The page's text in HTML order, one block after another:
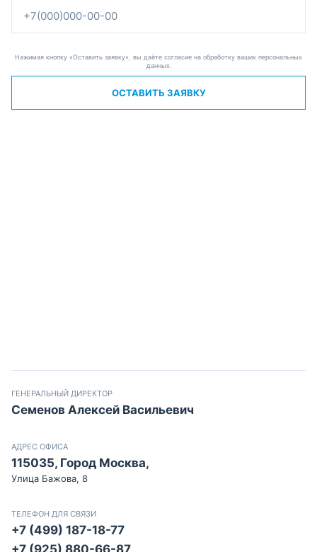
Нажимая кнопку «Оставить заявку», вы даёте согласие на обработку ваших персональных
данных.
ОСТАВИТЬ ЗАЯВКУ
ГЕНЕРАЛЬНЫЙ ДИРЕКТОР
Семенов Алексей Васильевич
АДРЕС ОФИСА
115035, Город Москва,
Улица Бажова, 8
ТЕЛЕФОН ДЛЯ СВЯЗИ
+7 (499) 187-18-77
+7 (925) 880-66-87